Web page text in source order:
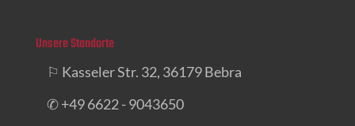
Unsere Standorte
⚐ Kasseler Str. 32, 36179 Bebra
✆ +49 6622 - 9043650